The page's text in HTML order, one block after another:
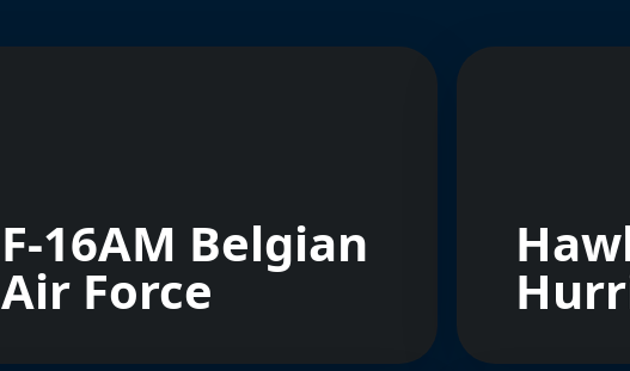
F-16AM Belgian
Air Force